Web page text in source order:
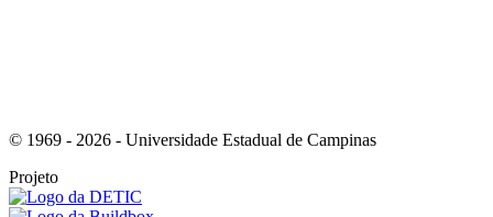
© 1969 - 2026 - Universidade Estadual de Campinas
Projeto